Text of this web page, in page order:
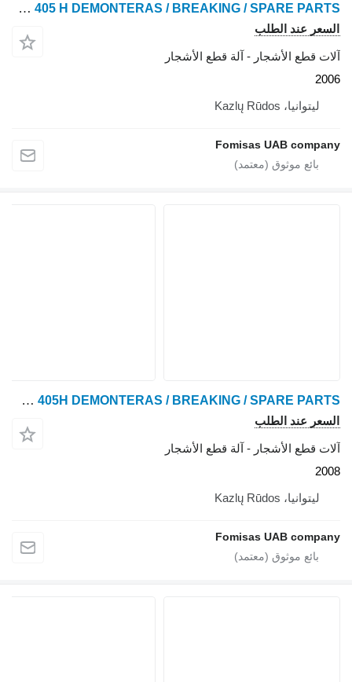
HSM 405 H DEMONTERAS / BREAKING / SPARE PARTS
السعر عند الطلب
آلات قطع الأشجار - آلة قطع الأشجار
2006
ليتوانيا، Kazlų Rūdos
Fomisas UAB company
HSM 405H DEMONTERAS / BREAKING / SPARE PARTS
السعر عند الطلب
آلات قطع الأشجار - آلة قطع الأشجار
2008
ليتوانيا، Kazlų Rūdos
Fomisas UAB company